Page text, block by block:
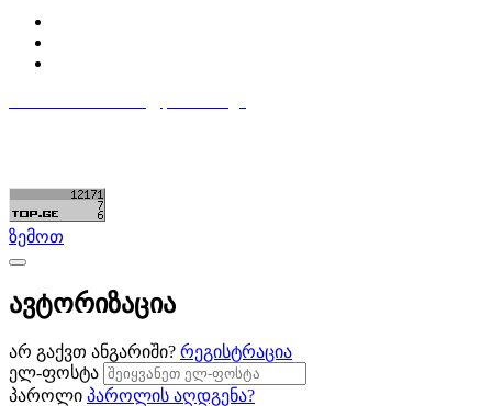
ზემოთ
ავტორიზაცია
არ გაქვთ ანგარიში? რეგისტრაცია
ელ-ფოსტა
პაროლი პაროლის აღდგენა?